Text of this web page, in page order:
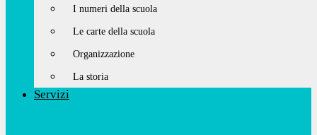
I numeri della scuola
Le carte della scuola
Organizzazione
La storia
Servizi